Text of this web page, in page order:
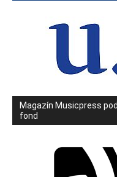
Magazín Musicpress
fond